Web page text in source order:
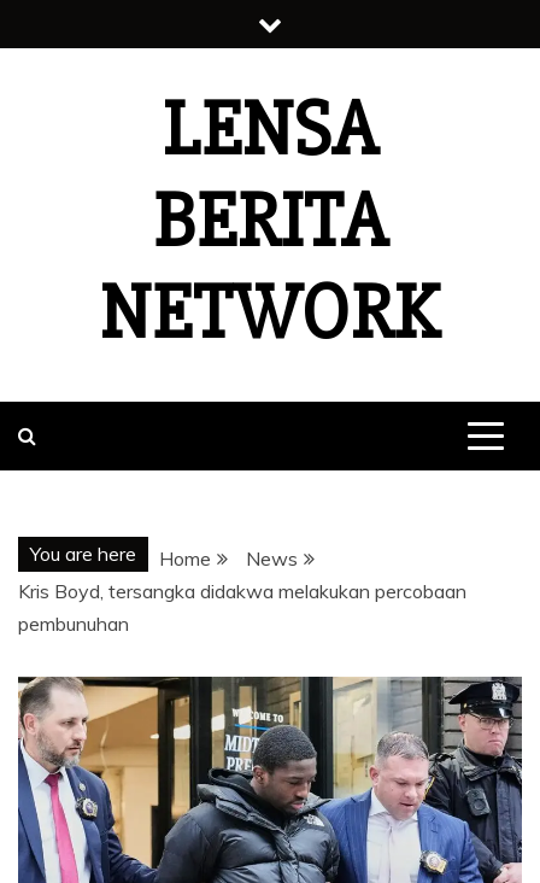
to
LENSA
BERITA
NETWORK
You are here Home
News
Kris Boyd, tersangka didakwa melakukan percobaan
pembunuhan